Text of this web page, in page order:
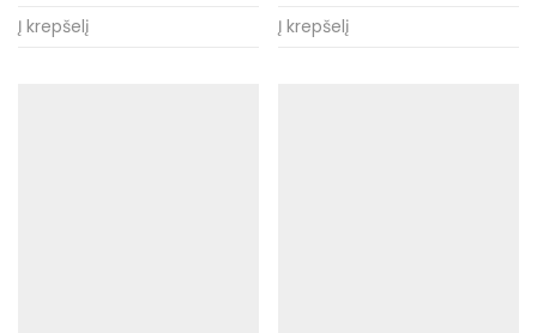
Į krepšelį Į krepšelį